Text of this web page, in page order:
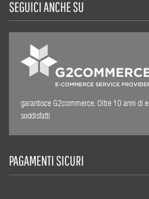
SEGUICI ANCHE SU
garantisce G2commerce. Oltre 10 anni di
soddisfatti
PAGAMENTI SICURI